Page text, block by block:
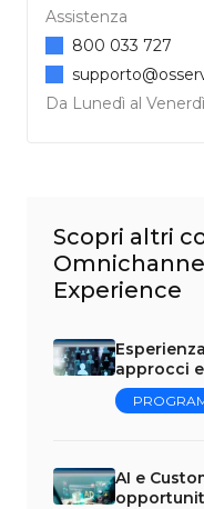
Assistenza
Da Lunedì al
800 033 727
Scopri altri
Experience
approcci
AI e